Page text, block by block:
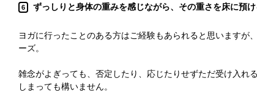
6 ずっしりと身体の重みを感じながら、その重さを床に預
ヨガに行ったことのある方はご経験もあられると思いますが
ーズ。
雑念がよぎっても、否定したり、応じたりせずただ受け入れ
しまっても構いません。